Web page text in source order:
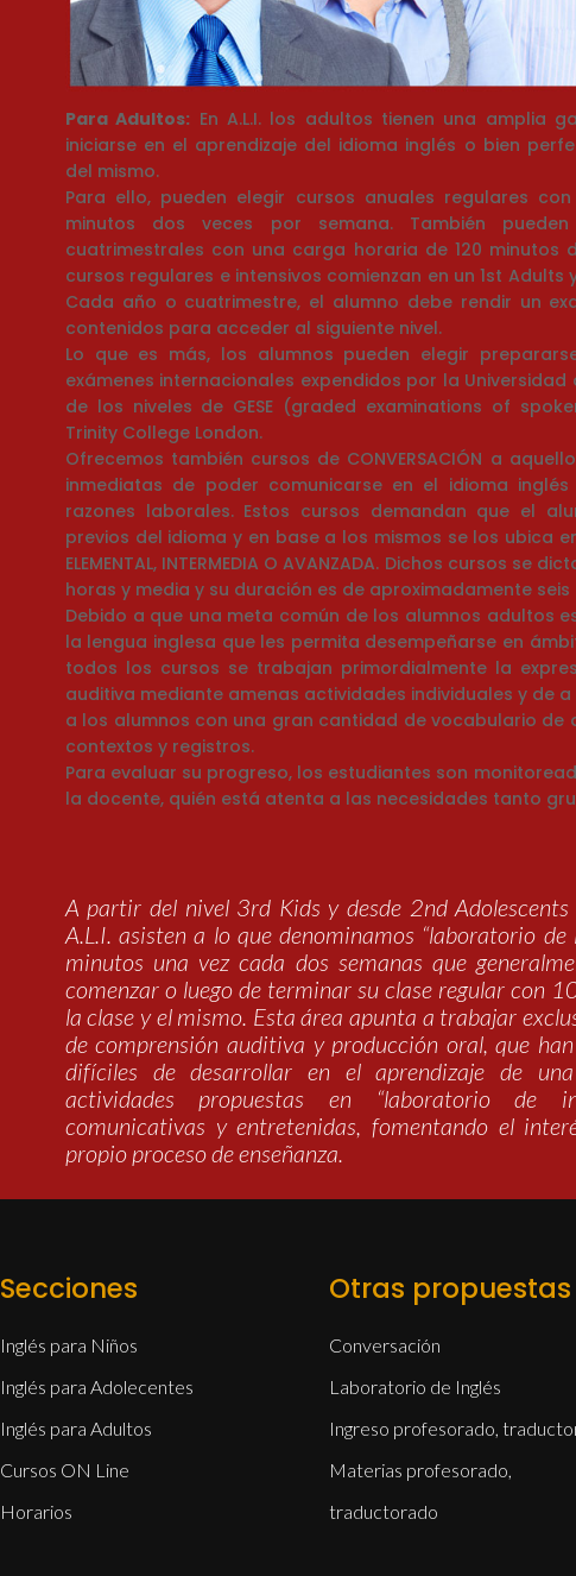
Para Adultos: En A.L.I. los adultos tienen una amplia
iniciarse en el aprendizaje del idioma inglés o bien
del mismo.
Para ello, pueden elegir cursos anuales regulares
minutos dos veces por semana. También
cuatrimestrales con una carga horaria de 120 minutos
cursos regulares e intensivos comienzan en un 1st Adults
Cada año o cuatrimestre, el alumno debe rendir un
contenidos para acceder al siguiente nivel.
Lo que es más, los alumnos pueden elegir
exámenes internacionales expendidos por la
de los niveles de GESE (graded examinations of
Trinity College London.
Ofrecemos también cursos de CONVERSACIÓN a
inmediatas de poder comunicarse en el idioma
razones laborales. Estos cursos demandan que el
previos del idioma y en base a los mismos se los ubica en
ELEMENTAL, INTERMEDIA O AVANZADA. Dichos cursos se
horas y media y su duración es de aproximadamente seis
Debido a que una meta común de los alumnos adultos
la lengua inglesa que les permita desempeñarse en
todos los cursos se trabajan primordialmente la
auditiva mediante amenas actividades individuales y de
a los alumnos con una gran cantidad de vocabulario de
contextos y registros.
Para evaluar su progreso, los estudiantes son
la docente, quién está atenta a las necesidades tanto
A partir del nivel 3rd Kids y desde 2nd
A.L.I. asisten a lo que denominamos “laboratorio de
minutos una vez cada dos semanas que
comenzar o luego de terminar su clase regular con
la clase y el mismo. Esta área apunta a trabajar
de comprensión auditiva y producción oral, que
difíciles de desarrollar en el aprendizaje de
actividades propuestas en “laboratorio de
comunicativas y entretenidas, fomentando el
propio proceso de enseñanza.
Secciones
Inglés para Niños
Inglés para Adolecentes
Inglés para Adultos
Cursos ON Line
Horarios
Otras propuestas
Conversación
Laboratorio de Inglés
Ingreso profesorado,
Materias profesorado,
traductorado